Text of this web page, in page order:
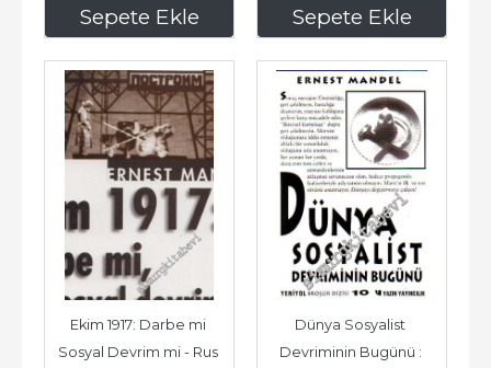
Sepete Ekle
140,00 Sepete Ekle
315,00
Ekim 1917: Darbe mi
Sosyal Devrim mi - Rus
Dünya Sosyalist
Devriminin Bugünü :